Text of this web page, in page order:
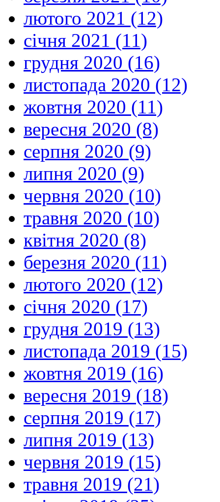
лютого 2021 (12)
січня 2021 (11)
грудня 2020 (16)
листопада 2020 (12)
жовтня 2020 (11)
вересня 2020 (8)
серпня 2020 (9)
липня 2020 (9)
червня 2020 (10)
травня 2020 (10)
квітня 2020 (8)
березня 2020 (11)
лютого 2020 (12)
січня 2020 (17)
грудня 2019 (13)
листопада 2019 (15)
жовтня 2019 (16)
вересня 2019 (18)
серпня 2019 (17)
липня 2019 (13)
червня 2019 (15)
травня 2019 (21)